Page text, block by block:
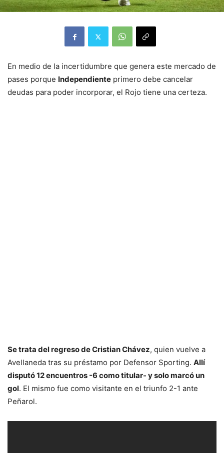
En medio de la incertidumbre que genera este mercado de
pases porque Independiente primero debe cancelar
deudas para poder incorporar, el Rojo tiene una certeza.
Se trata del regreso de Cristian Chávez, quien vuelve a
Avellaneda tras su préstamo por Defensor Sporting. Allí
disputó 12 encuentros -6 como titular- y solo marcó un
gol. El mismo fue como visitante en el triunfo 2-1 ante
Peñarol.